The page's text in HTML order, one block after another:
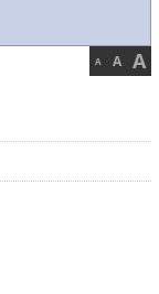
A A A